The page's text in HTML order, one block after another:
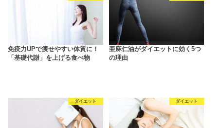
免疫力UPで痩せやすい体質に！
「基礎代謝」を上げる食べ物
亜麻仁油がダイエットに効く5つ
の理由
ダイエット ダイエット